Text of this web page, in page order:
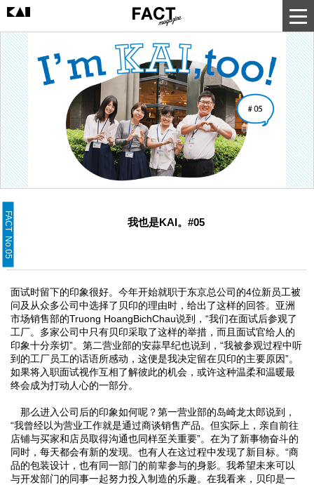
FACT No.05 我也是KAI。#05
面试时留下的印象很好。今年开始就职于东京总公司的4位新员工被
问及从众多公司中选择了贝印的理由时，给出了这样的回答。亚洲
市场销售部的Truong HoangBichChau说到，“我们在面试后参观了
工厂。多家公司中只有贝印采取了这样的举措，而且面试官给人的
印象十分亲切”。第二营业部的安蒜早纪也说到，“我被参观过程中听
到的工厂员工的话语所感动，这便是我决定留在贝印的主要原因”。
如果将入职面试视作互相了解彼此的机会，或许这种温柔和温暖最
终会成为打动人心的一部分。
那么进入公司后的印象如何呢？第一营业部的岛崎龙太郎说到，
“我曾经以为营业工作就是通过商谈销售产品。但实际上，亲自前往
店铺与买家和店员取得沟通也同样至关重要”。在为了新事物奋斗的
同时，每天都会有新的发现。也有人在这过程中发现了新目标。“商
品的包装设计，也有同一部门的前辈参与的身影。我希望未来可以
与开发部门的同事一起努力投入制造的乐趣。在我看来，贝印是一